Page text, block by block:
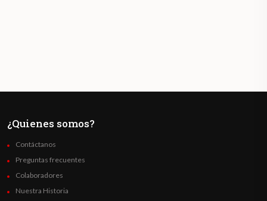
¿Quienes somos?
Contáctanos
Preguntas frecuentes
Colaboradores
Nuestra Historia